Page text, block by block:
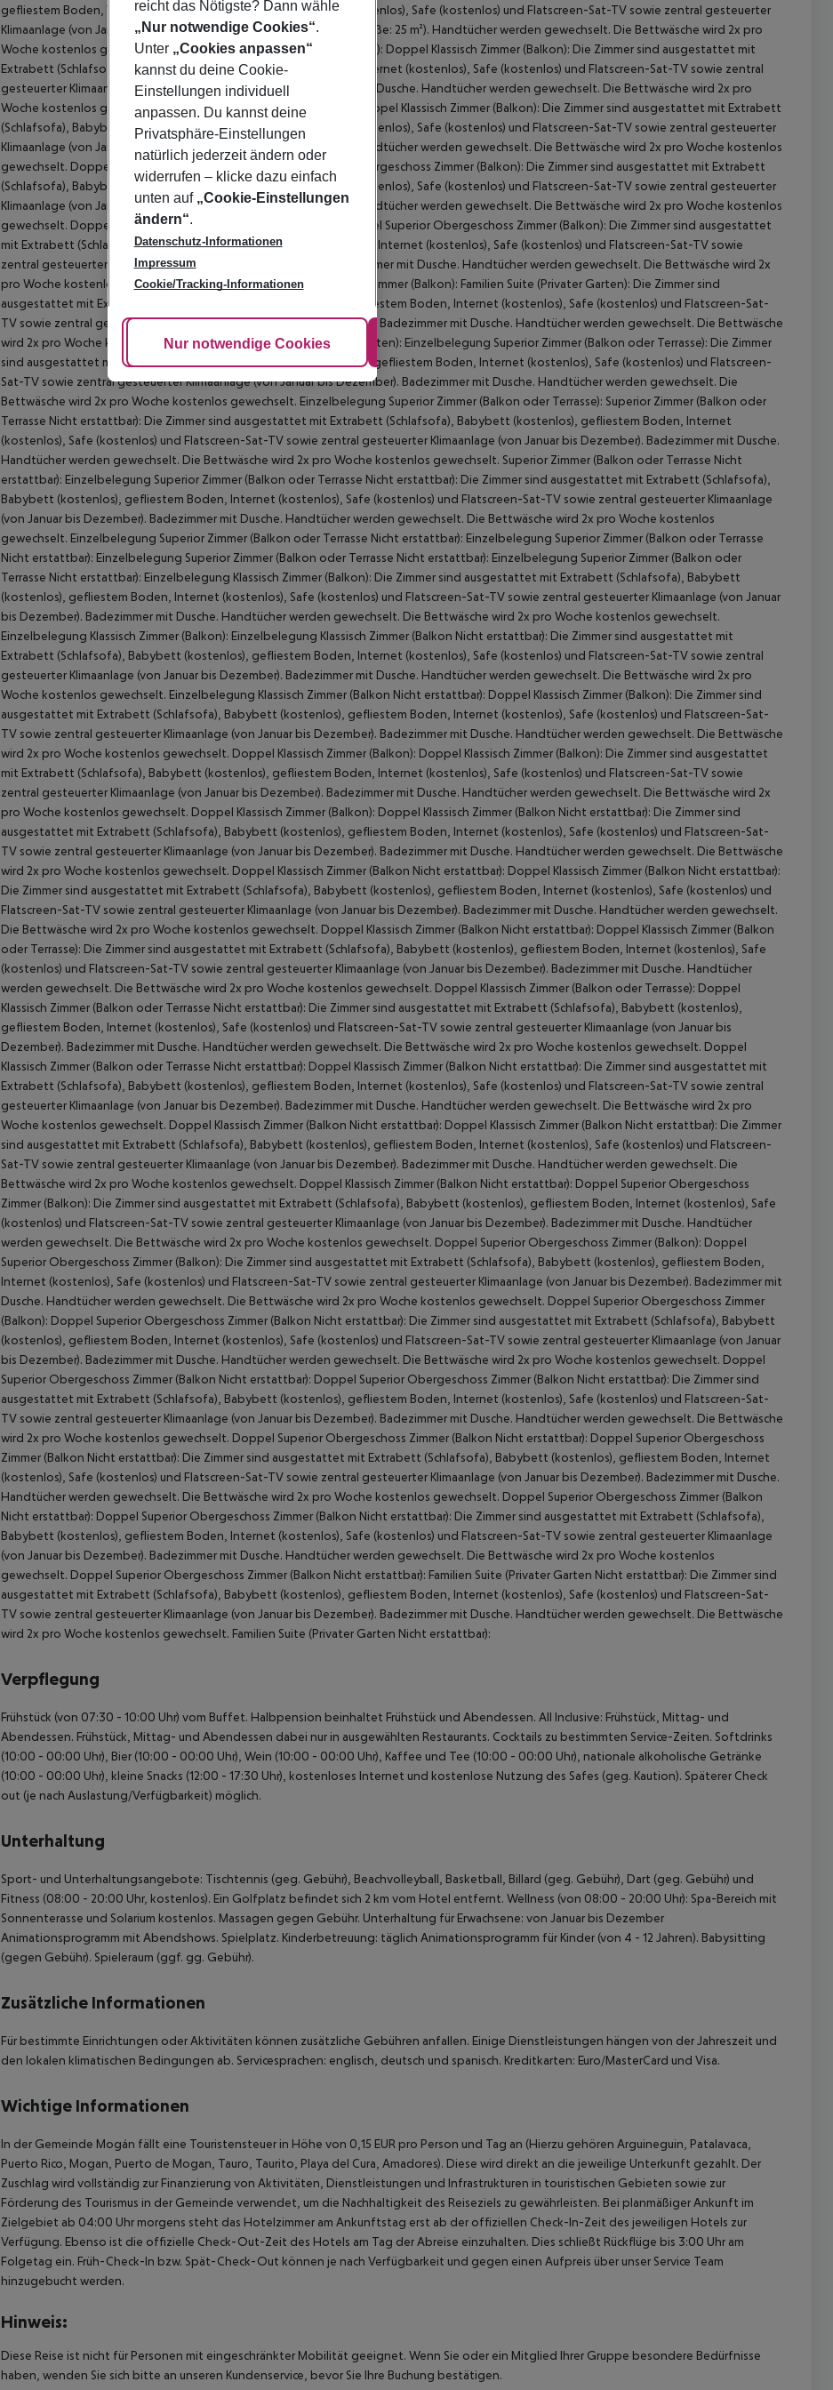
Verpflegung
Frühstück (von 07:30 - 10:00 Uhr) vom Buffet. Halbpension beinhaltet Frühstück und Abendessen. All Inclusive: Frühstück, Mittag- und
Abendessen. Frühstück, Mittag- und Abendessen dabei nur in ausgewählten Restaurants. Cocktails zu bestimmten Service-Zeiten. Softdrinks
(10:00 - 00:00 Uhr), Bier (10:00 - 00:00 Uhr), Wein (10:00 - 00:00 Uhr), Kaffee und Tee (10:00 - 00:00 Uhr), nationale alkoholische Getränke
(10:00 - 00:00 Uhr), kleine Snacks (12:00 - 17:30 Uhr), kostenloses Internet und kostenlose Nutzung des Safes (geg. Kaution). Späterer Check
out (je nach Auslastung/Verfügbarkeit) möglich.
Unterhaltung
Sport- und Unterhaltungsangebote: Tischtennis (geg. Gebühr), Beachvolleyball, Basketball, Billard (geg. Gebühr), Dart (geg. Gebühr) und
Fitness (08:00 - 20:00 Uhr, kostenlos). Ein Golfplatz befindet sich 2 km vom Hotel entfernt. Wellness (von 08:00 - 20:00 Uhr): Spa-Bereich mit
Sonnenterasse und Solarium kostenlos. Massagen gegen Gebühr. Unterhaltung für Erwachsene: von Januar bis Dezember
Animationsprogramm mit Abendshows. Spielplatz. Kinderbetreuung: täglich Animationsprogramm für Kinder (von 4 - 12 Jahren). Babysitting
(gegen Gebühr). Spieleraum (ggf. gg. Gebühr).
Zusätzliche Informationen
Für bestimmte Einrichtungen oder Aktivitäten können zusätzliche Gebühren anfallen. Einige Dienstleistungen hängen von der Jahreszeit und
den lokalen klimatischen Bedingungen ab. Servicesprachen: englisch, deutsch und spanisch. Kreditkarten: Euro/MasterCard und Visa.
Wichtige Informationen
In der Gemeinde Mogán fällt eine Touristensteuer in Höhe von 0,15 EUR pro Person und Tag an (Hierzu gehören Arguineguin, Patalavaca,
Puerto Rico, Mogan, Puerto de Mogan, Tauro, Taurito, Playa del Cura, Amadores). Diese wird direkt an die jeweilige Unterkunft gezahlt. Der
Zuschlag wird vollständig zur Finanzierung von Aktivitäten, Dienstleistungen und Infrastrukturen in touristischen Gebieten sowie zur
Förderung des Tourismus in der Gemeinde verwendet, um die Nachhaltigkeit des Reiseziels zu gewährleisten. Bei planmäßiger Ankunft im
Zielgebiet ab 04:00 Uhr morgens steht das Hotelzimmer am Ankunftstag erst ab der offiziellen Check-In-Zeit des jeweiligen Hotels zur
Verfügung. Ebenso ist die offizielle Check-Out-Zeit des Hotels am Tag der Abreise einzuhalten. Dies schließt Rückflüge bis 3:00 Uhr am
Folgetag ein. Früh-Check-In bzw. Spät-Check-Out können je nach Verfügbarkeit und gegen einen Aufpreis über unser Service Team
hinzugebucht werden.
Hinweis:
Diese Reise ist nicht für Personen mit eingeschränkter Mobilität geeignet. Wenn Sie oder ein Mitglied Ihrer Gruppe besondere Bedürfnisse
haben, wenden Sie sich bitte an unseren Kundenservice, bevor Sie Ihre Buchung bestätigen.
reicht das Nötigste? Dann wähle
„Nur notwendige Cookies“.
Unter „Cookies anpassen“
kannst du deine Cookie-
Einstellungen individuell
anpassen. Du kannst deine
Privatsphäre-Einstellungen
natürlich jederzeit ändern oder
widerrufen – klicke dazu einfach
unten auf „Cookie-Einstellungen
ändern“.
Datenschutz-Informationen
Impressum
Cookie/Tracking-Informationen
Cookie anpassen
Nur notwendige Cookies Alle akzeptieren